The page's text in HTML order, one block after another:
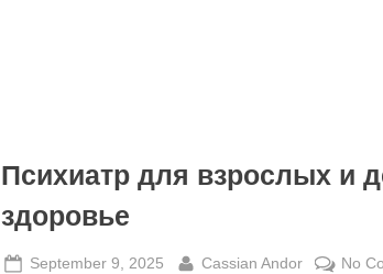
Психиатр для взрослых и
здоровье
Posted
September 9, 2025 By
Cassian Andor No